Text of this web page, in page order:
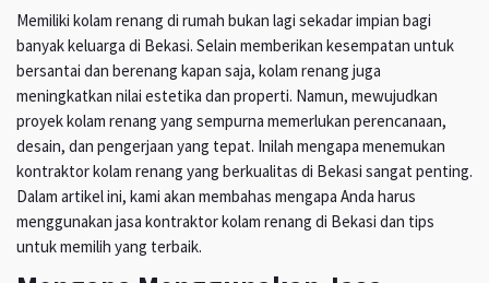
Memiliki kolam renang di rumah bukan lagi sekadar impian bagi
banyak keluarga di Bekasi. Selain memberikan kesempatan untuk
bersantai dan berenang kapan saja, kolam renang juga
meningkatkan nilai estetika dan properti. Namun, mewujudkan
proyek kolam renang yang sempurna memerlukan perencanaan,
desain, dan pengerjaan yang tepat. Inilah mengapa menemukan
kontraktor kolam renang yang berkualitas di Bekasi sangat penting.
Dalam artikel ini, kami akan membahas mengapa Anda harus
menggunakan jasa kontraktor kolam renang di Bekasi dan tips
untuk memilih yang terbaik.